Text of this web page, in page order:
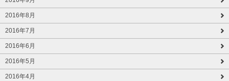
2016年8月
2016年7月
2016年6月
2016年5月
2016年4月